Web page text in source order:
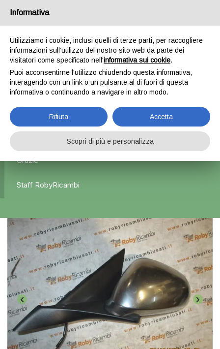
Home Esterni Specchietti retrovisori
Specchietto
retrovisore sinistro – Alfa Romeo Giulietta
L'azienda Resta Chiusa Dal 5.08 Al 31.08 Qualsiasi
Ordine Verrà Accettato Ma La Spedizione Ripartirà Dal 1
Grazie
Staff RobyRicambi
Informativa
Utilizziamo i cookie, inclusi quelli di terze parti, per raccogliere
informazioni sull’utilizzo del nostro sito web da parte dei
visitatori come specificato nell'informativa sui cookie.
Puoi acconsentirne l'utilizzo chiudendo questa informativa,
interagendo con un link o un pulsante al di fuori di questa
informativa o continuando a navigare in altro modo.
Rifiuta Accetta
Scopri di più e personalizza